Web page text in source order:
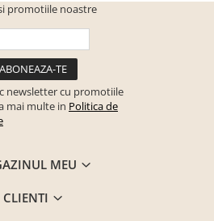
promotiile noastre
newsletter cu promotiile
mai multe in Politica de
MEU
CLIENTI